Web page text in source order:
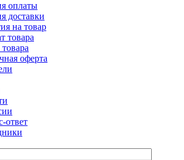
оплаты
доставки
на товар
товара
оферта
ответ